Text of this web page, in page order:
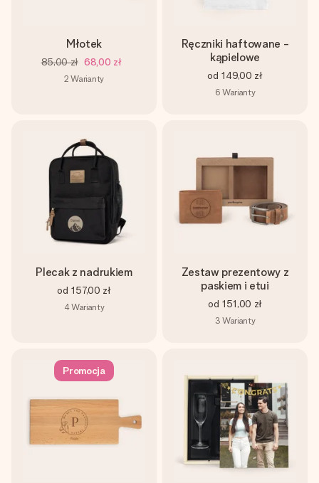
Młotek
85,00 zł 68,00 zł
2 Warianty
Ręczniki haftowane -
kąpielowe
od 149,00 zł
6 Warianty
Plecak z nadrukiem
od 157,00 zł
4Warianty
Zestaw prezentowy z
paskiem i etui
od 151,00 zł
3 Warianty
Promocja